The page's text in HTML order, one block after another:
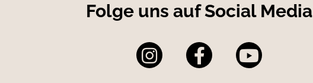
Folge uns auf Social Media